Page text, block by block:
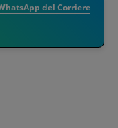
del Corriere